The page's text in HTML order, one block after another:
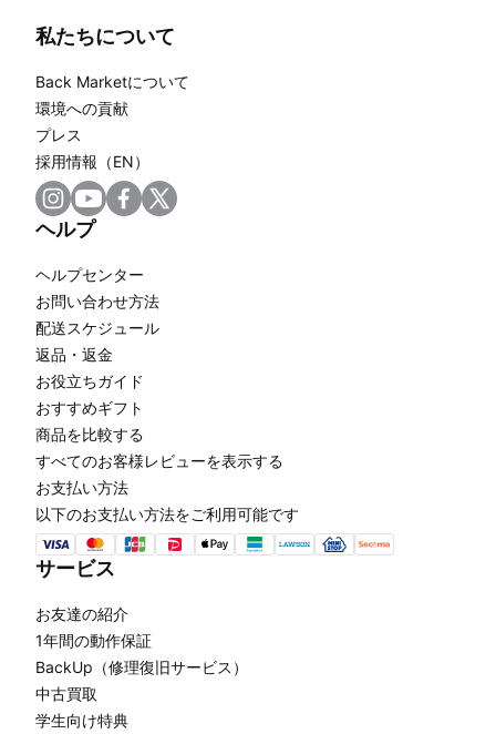
私たちについて
Back Marketについて
環境への貢献
プレス
採用情報（EN）
ヘルプ
ヘルプセンター
お問い合わせ方法
配送スケジュール
返品・返金
お役立ちガイド
おすすめギフト
商品を比較する
すべてのお客様レビューを表示する
お支払い方法
以下のお支払い方法をご利用可能です
サービス
お友達の紹介
1年間の動作保証
BackUp（修理復旧サービス）
中古買取
学生向け特典